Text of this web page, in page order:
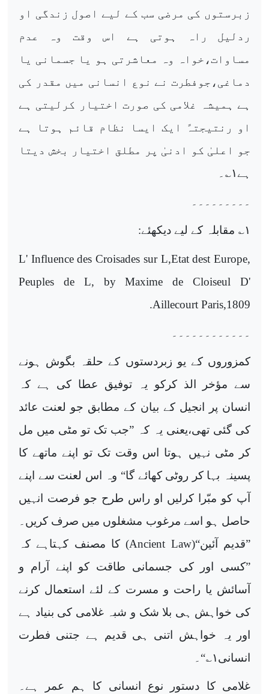
زبرستوں کی مرضی سب کے لیے اصول زندگی او
ردلیل راہ ہوتی ہے اس وقت وہ عدم
مساوات،خواہ وہ معاشرتی ہو یا جسمانی یا
دماغی،جوفطرت نے نوع انسانی میں مقدر کی
ہے ہمیشہ غلامی کی صورت اختیار کرلیتی ہے
او رنتیجتہً ایک ایسا نظام قائم ہوتا ہے
جو اعلیٰ کو ادنیٰ پر مطلق اختیار بخش دیتا
ہے۱؎۔
۔۔۔۔۔۔۔۔۔
۱؎ مقابلہ کے لیے دیکھئے:
L' Influence des Croisades sur L,Etat dest Europe,
Peuples de L, by Maxime de Cloiseul D'
Aillecourt Paris,1809
.
۔۔۔۔۔۔۔۔۔۔۔۔
کمزوروں کے یو زبردستوں کے حلقہ بگوش ہونے
سے مؤخر الذ کرکو یہ توفیق عطا کی ہے کہ
انسان پر انجیل کے بیان کے مطابق جو لعنت عائد
کی گئی تھی،یعنی یہ کہ ”جب تک تو مٹی میں مل
کر مٹی نہیں ہوتا اس وقت تک تو اپنے ماتھے کا
پسینہ بہا کر روٹی کھائے گا“ وہ اس لعنت سے اپنے
آپ کو مبّرا کرلیں او راس طرح جو فرصت انہیں
حاصل ہو اسے مرغوب مشغلوں میں صرف کریں۔
”قدیم آئین“(Ancient Law) کا مصنف کہتاہے کہ
”کسی اور کی جسمانی طاقت کو اپنے آرام و
آسائش یا راحت و مسرت کے لئے استعمال کرنے
کی خواہش ہی بلا شک و شبہ غلامی کی بنیاد ہے
اور یہ خواہش اتنی ہی قدیم ہے جتنی فطرت
انسانی۱؎“۔
غلامی کا دستور نوع انسانی کا ہم عمر ہے۔